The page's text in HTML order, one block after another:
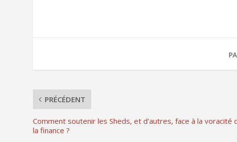
PRÉCÉDENT
Comment soutenir les Sheds, et d’autres, face à la voracité
la finance ?